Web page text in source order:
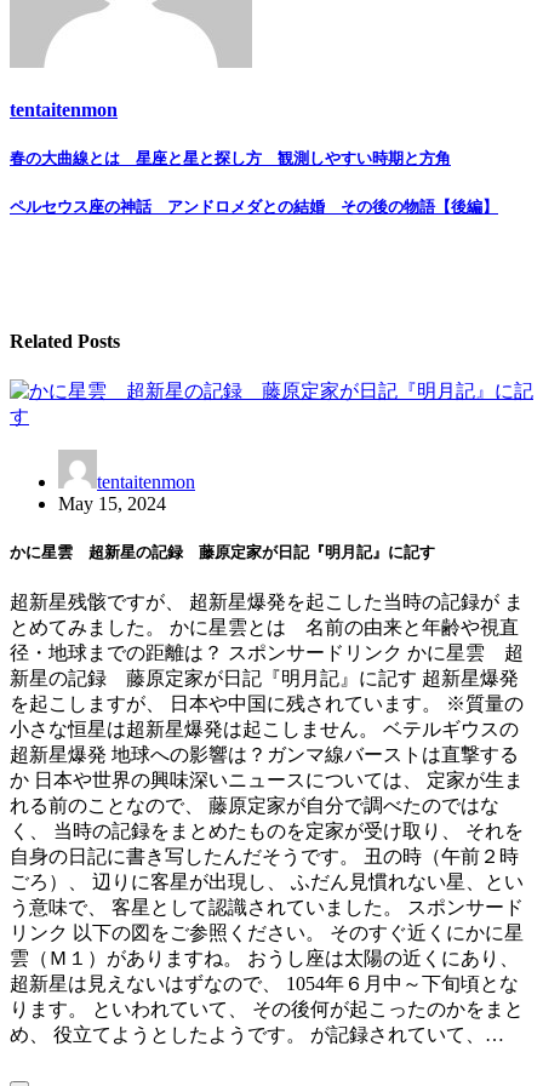
tentaitenmon
Post
navigation
春の大曲線とは 星座と星と探し方 観測しやすい時期と方角
ペルセウス座の神話 アンドロメダとの結婚 その後の物語【後編】
Related Posts
tentaitenmon
May 15, 2024
かに星雲 超新星の記録 藤原定家が日記『明月記』に記す
超新星残骸ですが、 超新星爆発を起こした当時の記録が ま
とめてみました。 かに星雲とは 名前の由来と年齢や視直
径・地球までの距離は？ スポンサードリンク かに星雲 超
新星の記録 藤原定家が日記『明月記』に記す 超新星爆発
を起こしますが、 日本や中国に残されています。 ※質量の
小さな恒星は超新星爆発は起こしません。 ベテルギウスの
超新星爆発 地球への影響は？ガンマ線バーストは直撃する
か 日本や世界の興味深いニュースについては、 定家が生ま
れる前のことなので、 藤原定家が自分で調べたのではな
く、 当時の記録をまとめたものを定家が受け取り、 それを
自身の日記に書き写したんだそうです。 丑の時（午前２時
ごろ）、 辺りに客星が出現し、 ふだん見慣れない星、とい
う意味で、 客星として認識されていました。 スポンサード
リンク 以下の図をご参照ください。 そのすぐ近くにかに星
雲（Ｍ１）がありますね。 おうし座は太陽の近くにあり、
超新星は見えないはずなので、 1054年６月中～下旬頃とな
ります。 といわれていて、 その後何が起こったのかをまと
め、 役立てようとしたようです。 が記録されていて、…